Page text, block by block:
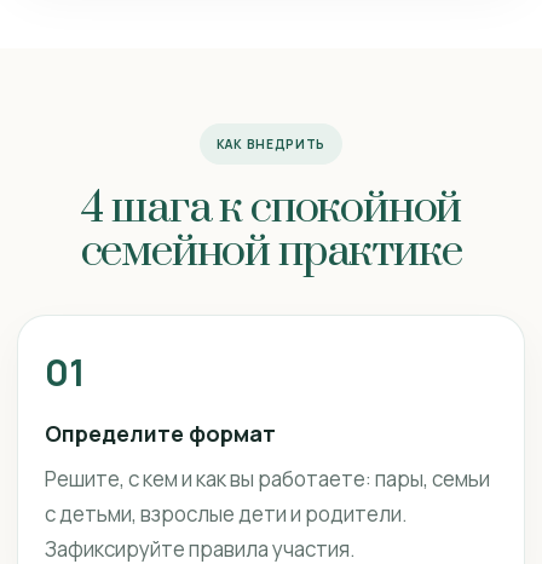
КАК ВНЕДРИТЬ
4 шага к спокойной
семейной практике
01
Определите формат
Решите, с кем и как вы работаете: пары, семьи
с детьми, взрослые дети и родители.
Зафиксируйте правила участия.